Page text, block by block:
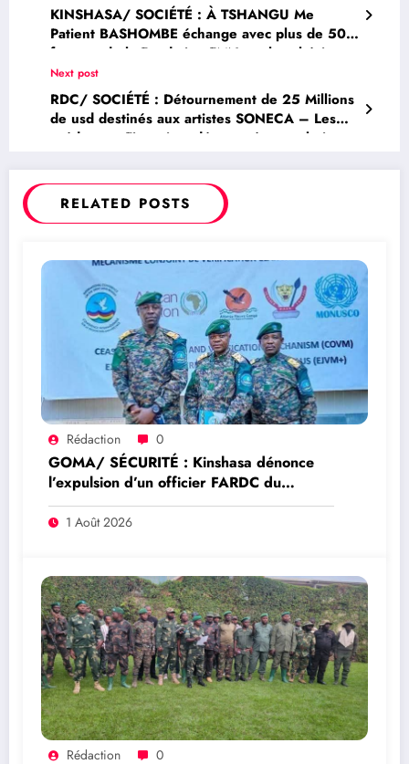
KINSHASA/ SOCIÉTÉ : À TSHANGU Me
Patient BASHOMBE échange avec plus de 500
femmes de la Fondation FMN sur la cohésion
sociale et l’autonomisation féminine
Next post
RDC/ SOCIÉTÉ : Détournement de 25 Millions
de usd destinés aux artistes SONECA – Les
prédateurs Financiers démasqués aux abois
RELATED POSTS
Rédaction 0
GOMA/ SÉCURITÉ : Kinshasa dénonce
l’expulsion d’un officier FARDC du
Mécanisme conjoint de vérification élargi
à Goma
1 Août 2026
Rédaction 0